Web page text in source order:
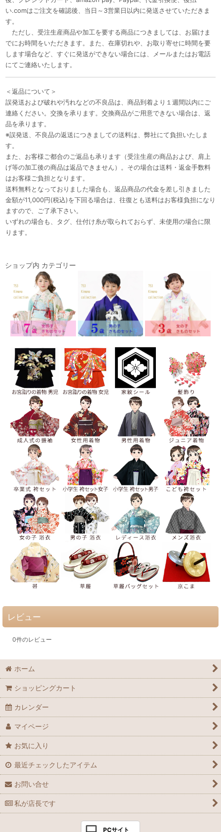
い.comはご注文を確認後、当日～3営業日以内に発送させていただきま
す。
ただし、受注生産商品や加工を要する商品につきましては、お届けま
でにお時間をいただきます。また、在庫切れや、お取り寄せに時間を要
します場合など、すぐに発送ができない場合には、メールまたはお電話
にてご連絡いたします。
＜返品について＞
誤発送および破れや汚れなどの不良品は、商品到着より１週間以内にご
連絡ください。交換を承ります。交換商品がご用意できない場合は、返
品を承ります。
※誤発送、不良品の返送につきましての送料は、弊社にて負担いたしま
す。
また、お客様ご都合のご返品も承ります（受注生産の商品および、肩上
げ等の加工後の商品は返品できません）。その場合は送料・返金手数料
はお客様ご負担となります。
送料無料となっておりました場合も、返品商品の代金を差し引きました
金額が11,000円(税込)を下回る場合は、往復とも送料はお客様負担になり
ますので、ご了承下さい。
いずれの場合も、タグ、仕付け糸が取られておらず、未使用の場合に限
ります。
ショップ内 カテゴリー
レビュー
0件のレビュー
ホーム
ショッピングカート
カレンダー
マイページ
お気に入り
最近チェックしたアイテム
お問い合せ
私が店長です
PCサイト